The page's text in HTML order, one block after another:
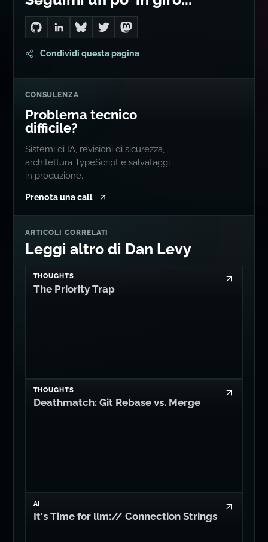
CONSULENZA
Problema tecnico
Sistemi di IA, revisioni di sicurezza,
in produzione.
ARTICOLI CORRELATI
Leggi altro di Dan Levy
THOUGHTS
The Priority Trap